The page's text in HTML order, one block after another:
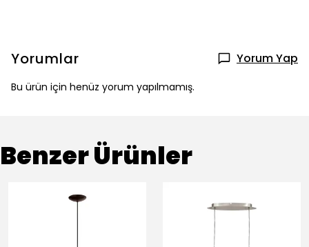
Yorumlar Yorum Yap
Bu ürün için henüz yorum yapılmamış.
Benzer Ürünler